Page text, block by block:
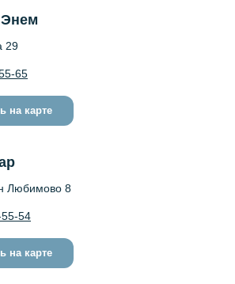
Любимово 8
54
на карте
29
65
на карте